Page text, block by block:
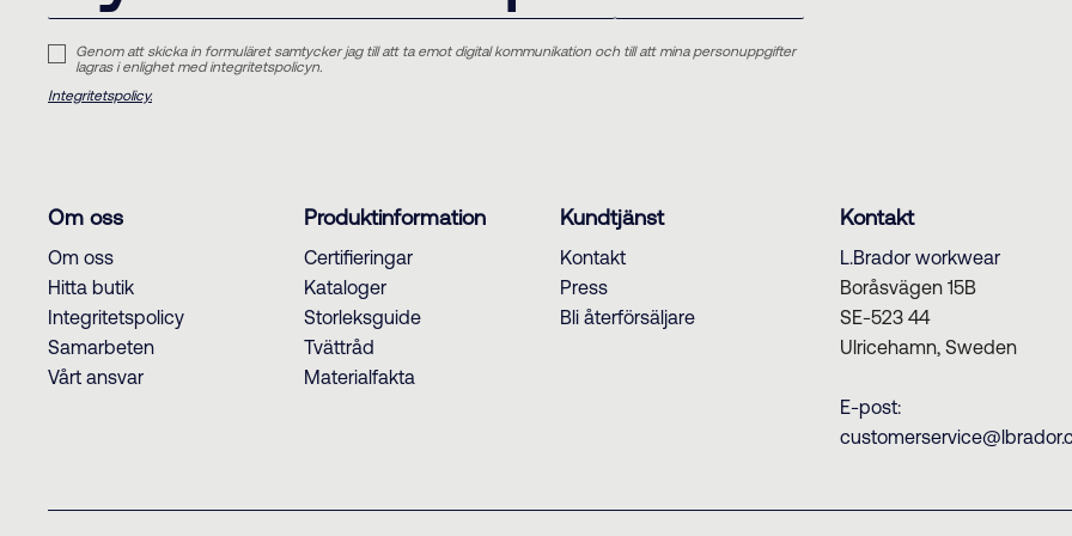
Genom att skicka in formuläret samtycker jag till att ta emot digital kommunikation och till att mina personuppgifter
lagras i enlighet med integritetspolicyn.
Integritetspolicy.
Om oss
Om oss
Hitta butik
Integritetspolicy
Samarbeten
Vårt ansvar
Produktinformation
Certifieringar
Kataloger
Storleksguide
Tvättråd
Materialfakta
Kundtjänst
Kontakt
Press
Bli återförsäljare
Kontakt
L.Brador workwear
Boråsvägen 15B
SE-523 44
Ulricehamn, Sweden
E-post: